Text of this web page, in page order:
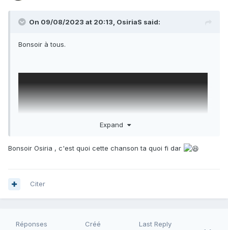
On 09/08/2023 at 20:13, OsiriaS said:
Bonsoir à tous.
Expand
Bonsoir Osiria , c'est quoi cette chanson ta quoi fi dar
Citer
Réponses Créé Last Reply